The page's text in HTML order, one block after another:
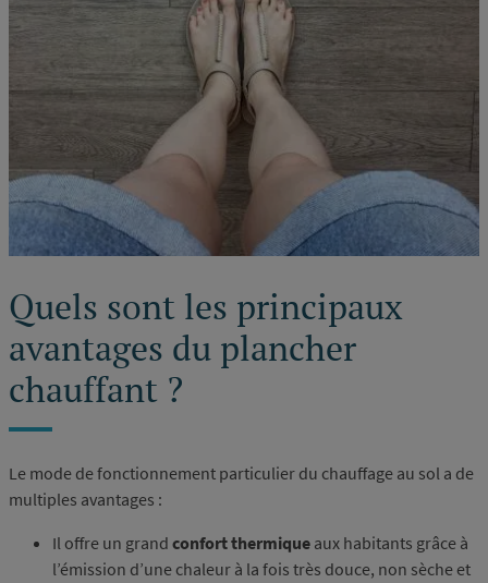
Quels sont les principaux
avantages du plancher
chauffant ?
Le mode de fonctionnement particulier du chauffage au sol a de
multiples avantages :
Il offre un grand confort thermique aux habitants grâce à
l’émission d’une chaleur à la fois très douce, non sèche et